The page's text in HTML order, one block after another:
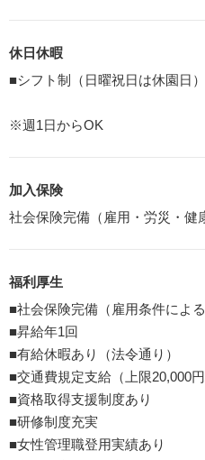
休日休暇
■シフト制（日曜祝日は休園日）
※週1日からOK
加入保険
社会保険完備（雇用・労災・健
福利厚生
■社会保険完備（雇用条件による
■昇給年1回
■有給休暇あり（法令通り）
■交通費規定支給（上限20,000円/
■資格取得支援制度あり
■研修制度充実
■女性管理職登用実績あり